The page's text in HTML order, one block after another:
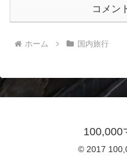
コメン
ホーム 国内旅行
100,000
© 2017